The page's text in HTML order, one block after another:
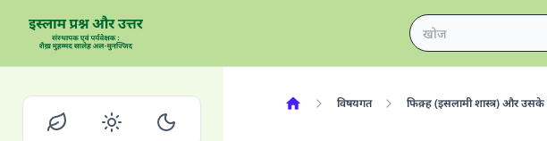
विषयगत फिक़्ह (इसलामी शास्त्र) और उसके